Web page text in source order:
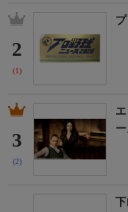
2
(1)
3
(2)